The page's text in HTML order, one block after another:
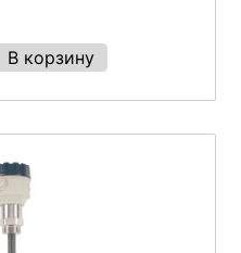
В корзину